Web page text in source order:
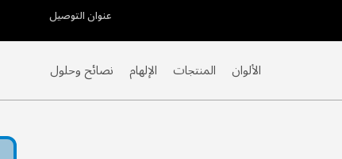
to
Content
عنوان التوصيل
الألوان المنتجات الإلهام نصائح وحلول